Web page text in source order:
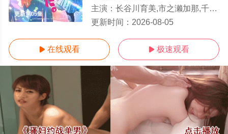
更新第05集
主演： 长谷川育美,市之濑加那,千本木彩花,下地紫野
更新时间： 2026-08-05
 在线观看  极速观看